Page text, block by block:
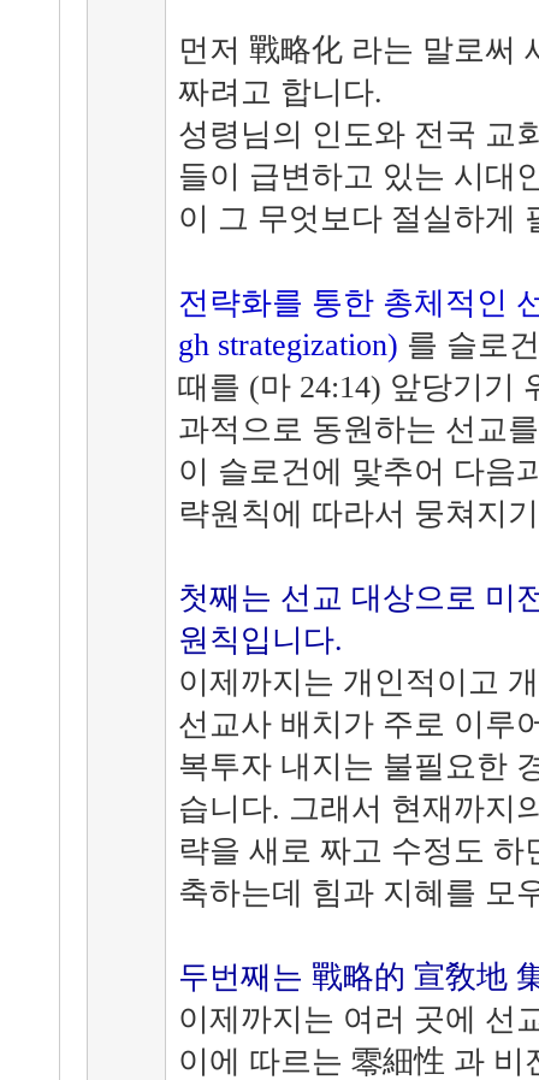
먼저 戰略化 라는 말로써
짜려고 합니다.
성령님의 인도와 전국 교
들이 급변하고 있는 시대
이 그 무엇보다 절실하게
전략화를 통한 총체적인
gh strategization) 를 슬로
때를 (마 24:14) 앞당기기
과적으로 동원하는 선교
이 슬로건에 맟추어 다음
략원칙에 따라서 뭉쳐지
첫째는 선교 대상으로 미
원칙입니다.
이제까지는 개인적이고
선교사 배치가 주로 이루
복투자 내지는 불필요한
습니다. 그래서 현재까지
략을 새로 짜고 수정도
축하는데 힘과 지혜를 모
두번째는 戰略的 宣敎地
이제까지는 여러 곳에 선
이에 따르는 零細性 과